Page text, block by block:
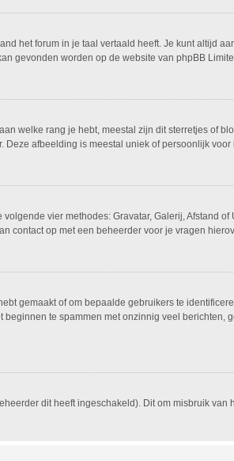
het forum in je taal vertaald heeft. Je kunt altijd
gevonden worden op de website van phpBB
welke rang je hebt, meestal zijn dit sterretjes of
afbeelding is meestal uniek of persoonlijk voor
vier methodes: Gravatar, Galerij, Afstand
contact op met een beheerder voor je vragen
gemaakt of om bepaalde gebruikers te
te spammen met onzinnig veel berichten,
dit heeft ingeschakeld). Dit om misbruik